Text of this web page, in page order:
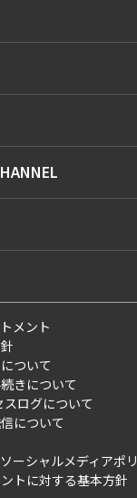
ン
区）
谷区以外）
ス
約まで
社仲介事業部取り扱
メント
ついて
きについて
ログについて
について
ーシャルメディアポ
トに対する基本方針